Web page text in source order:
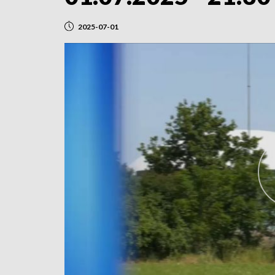
2025-07-01